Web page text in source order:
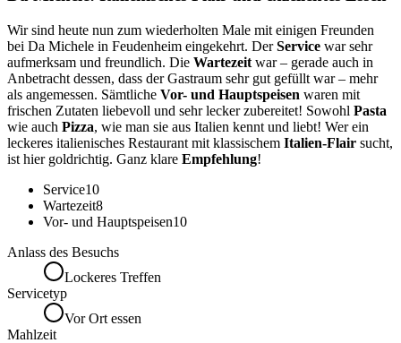
Wir sind heute nun zum wiederholten Male mit einigen Freunden
bei Da Michele in Feudenheim eingekehrt. DerService war sehr
aufmerksam und freundlich. Die Wartezeit war – gerade auch in
Anbetracht dessen, dass der Gastraum sehr gut gefüllt war – mehr
als angemessen. Sämtliche Vor- und Hauptspeisen waren mit
frischen Zutaten liebevoll und sehr lecker zubereitet! Sowohl Pasta
wie auch Pizza, wie man sie aus Italien kennt und liebt! Wer ein
leckeres italienisches Restaurant mit klassischem Italien-Flair sucht,
ist hier goldrichtig. Ganz klare Empfehlung!
Service10
Wartezeit8
Vor- und Hauptspeisen10
Anlass des Besuchs
Lockeres Treffen
Servicetyp
Vor Ort essen
Mahlzeit